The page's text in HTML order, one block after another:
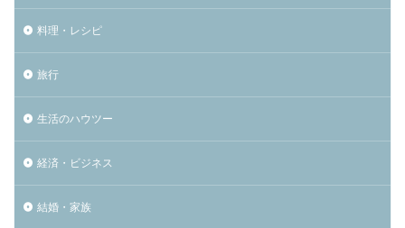
料理・レシピ
旅行
生活のハウツー
経済・ビジネス
結婚・家族